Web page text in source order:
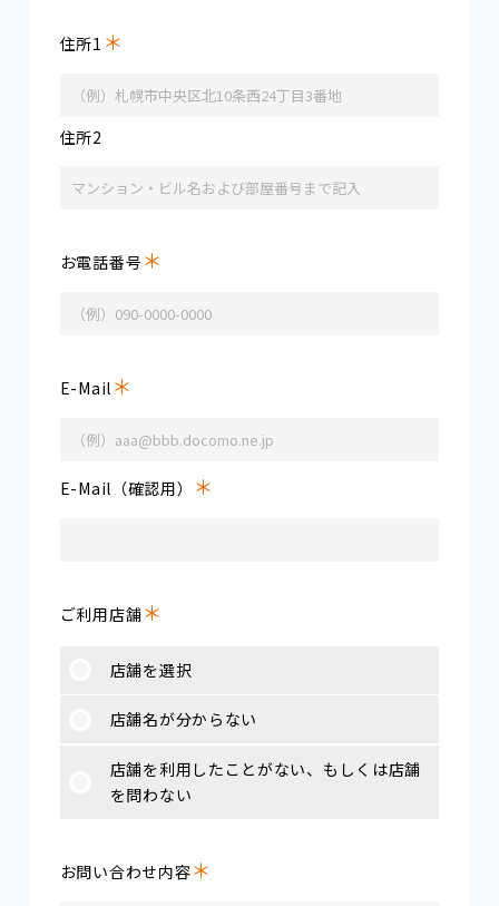
住所1 ＊
住所2
お電話番号 ＊
E-Mail ＊
E-Mail（確認用） ＊
ご利用店舗 ＊
店舗を選択
店舗名が分からない
店舗を利用したことがない、もしくは店舗
を問わない
お問い合わせ内容＊